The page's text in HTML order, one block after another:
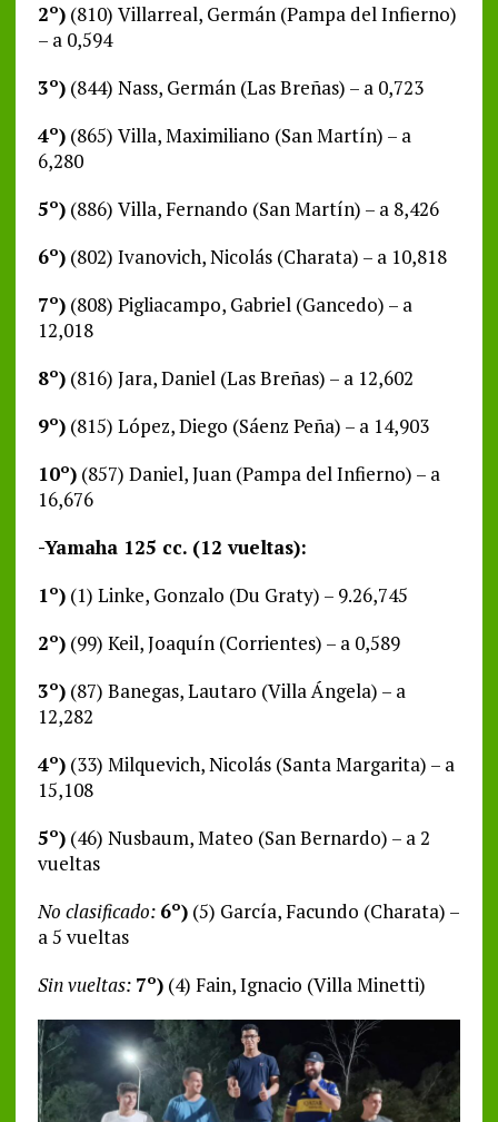
2º)(810) Villarreal, Germán (Pampa del Infierno)
– a 0,594
3º)(844) Nass, Germán (Las Breñas) – a 0,723
4º)(865) Villa, Maximiliano (San Martín) – a
6,280
5º)(886) Villa, Fernando (San Martín) – a 8,426
6º)(802) Ivanovich, Nicolás (Charata) – a 10,818
7º)(808) Pigliacampo, Gabriel (Gancedo) – a
12,018
8º)(816) Jara, Daniel (Las Breñas) – a 12,602
9º)(815) López, Diego (Sáenz Peña) – a 14,903
10º)(857) Daniel, Juan (Pampa del Infierno) – a
16,676
-Yamaha 125 cc. (12 vueltas):
1º)(1) Linke, Gonzalo (Du Graty) – 9.26,745
2º)(99) Keil, Joaquín (Corrientes) – a 0,589
3º)(87) Banegas, Lautaro (Villa Ángela) – a
12,282
4º)(33) Milquevich, Nicolás (Santa Margarita) – a
15,108
5º)(46) Nusbaum, Mateo (San Bernardo) – a 2
vueltas
No clasificado: 6º)(5) García, Facundo (Charata) –
a 5 vueltas
Sin vueltas: 7º)(4) Fain, Ignacio (Villa Minetti)